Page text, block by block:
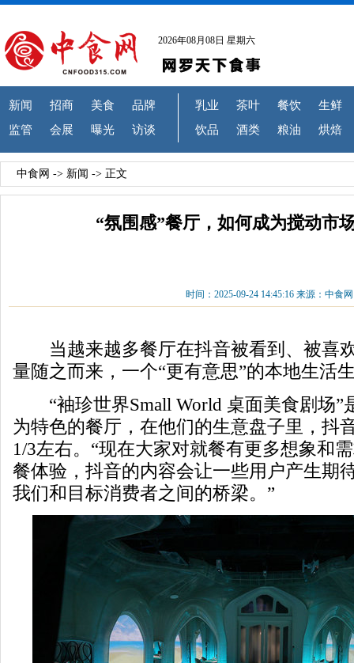
2026年08月08日 星期六
新闻 招商 美食
品牌
监管
会展 曝光 访谈
乳业 茶叶 餐饮
生鲜
饮品
酒类 粮油 烘焙
中食网 -> 新闻 -> 正文
“氛围感”餐厅，如何成为搅动市
时间：2025-09-24 14:45:16 来源：中食网
当越来越多餐厅在抖音被看到、被喜
量随之而来，一个“更有意思”的本地生活
“袖珍世界Small World 桌面美食剧场”
为特色的餐厅，在他们的生意盘子里，抖
1/3左右。“现在大家对就餐有更多想象和
餐体验，抖音的内容会让一些用户产生期
我们和目标消费者之间的桥梁。”